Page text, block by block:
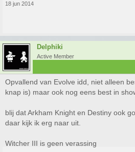
18 jun 2014
Delphiki
Active Member
Opvallend van Evolve idd, niet alleen
knap is) maar ook nog eens best in
blij dat Arkham Knight en Destiny ook
daar kijk ik erg naar uit.
Witcher III is geen verassing